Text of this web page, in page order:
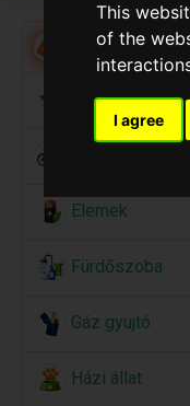
This
of the
I agree
Akció
Alkalmi
Elemek
Fürdőszoba
Gáz gyujtó
Házi állat